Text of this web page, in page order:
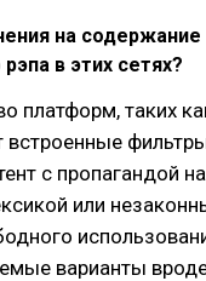
на содержание
в этих сетях?
платформ, таких
встроенные
с пропагандой
или
варианты